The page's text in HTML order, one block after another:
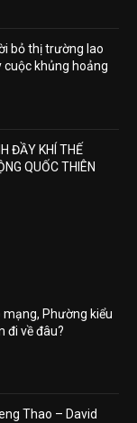
bỏ thị trường lao
cuộc khủng hoảng
ĐẦY KHÍ THẾ
QUỐC THIÊN
Phường kiểu
đi về đâu?
Thao – David